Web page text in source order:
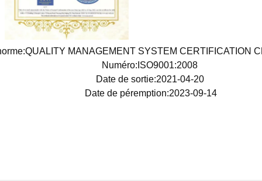
MANAGEMENT SYSTEM CERTIFICATION
Numéro:ISO9001:2008
Date de sortie:2021-04-20
Date de péremption:2023-09-14